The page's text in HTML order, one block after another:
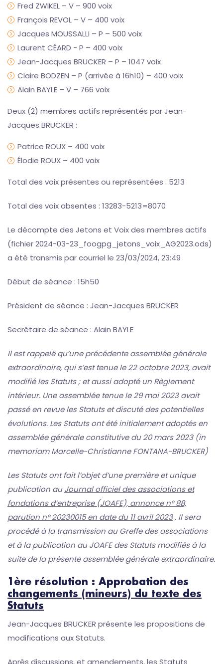
Fred ZWIKEL – V – 900 voix
François REVOL – V – 400 voix
Jacques MOUSSALLI – P – 500 voix
Laurent CÉARD - P – 400 voix
Jean-Jacques BRUCKER – P – 1047 voix
Claire BODZEN – P (arrivée à 16h10) – 400 voix
Alain BAYLE – V – 766 voix
Deux (2) membres actifs représentés par Jean-
Jacques BRUCKER :
Patrice ROUX – 400 voix
Élodie ROUX – 400 voix
Total des voix présentes ou représentées : 5213
Total des voix absentes : 13283-5213=8070
Le décompte des Jetons et Voix des membres actifs
(fichier 2024-03-23_foogpg_jetons_voix_AG2023.ods)
a été transmis par courriel le 23/03/2024, 23:49
Début de séance : 15h50
Président de séance : Jean-Jacques BRUCKER
Secrétaire de séance : Alain BAYLE
Il est rappelé qu’une précédente assemblée générale
extraordinaire, qui s’est tenue le 22 octobre 2023, avait
modifié les Statuts ; et aussi adopté un Règlement
intérieur. Une assemblée tenue le 29 mai 2023 avait
passé en revue les Statuts et discuté des potentielles
évolutions. Les Statuts ont été initialement adoptés en
assemblée générale constitutive du 20 mars 2023 (in
memoriam Marcelle-Christianne FONTANA-BRUCKER)
Les Statuts ont fait l’objet d’une première et unique
publication auJournal officiel des associations et
fondations d’entreprise (JOAFE), annonce n° 88,
parution n° 20230015 en date du 11 avril 2023. Il sera
procédé à la transmission au Greffe des associations
et à la publication au JOAFE des Statuts modifiés à la
suite de la présente assemblée générale extraordinaire.
1ère résolution : Approbation des
changements (mineurs) du texte des
Statuts
Jean-Jacques BRUCKER présente les propositions de
modifications aux Statuts.
Après discussions, et amendements, les Statuts